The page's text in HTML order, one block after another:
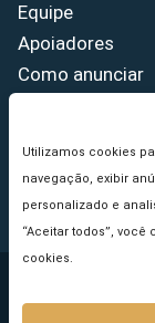
Utilizamos cookies
navegação, exibir
personalizado e
“Aceitar todos”,
cookies.
Equipe
Apoiadores
Como anunciar
Princípios
Copyright